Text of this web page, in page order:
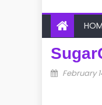
Posted on
February